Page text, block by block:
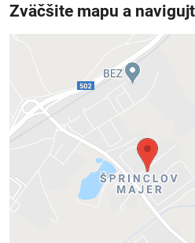
Zväčšite mapu a
Externý obsah je
Prajete si načítať externý
Povoliť tentokrát
Povoliť a zapamätať - súhlas
cookie: Funkčné